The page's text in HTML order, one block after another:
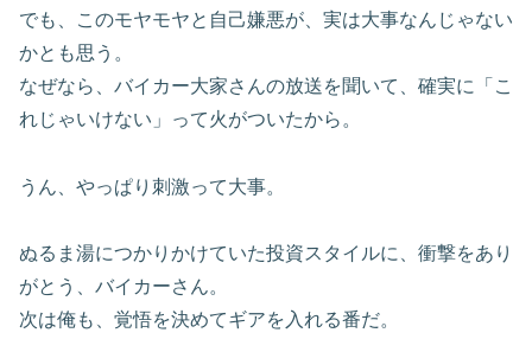
でも、このモヤモヤと自己嫌悪が、実は大事なんじゃない
かとも思う。
なぜなら、バイカー大家さんの放送を聞いて、確実に「こ
れじゃいけない」って火がついたから。
うん、やっぱり刺激って大事。
ぬるま湯につかりかけていた投資スタイルに、衝撃をあり
がとう、バイカーさん。
次は俺も、覚悟を決めてギアを入れる番だ。